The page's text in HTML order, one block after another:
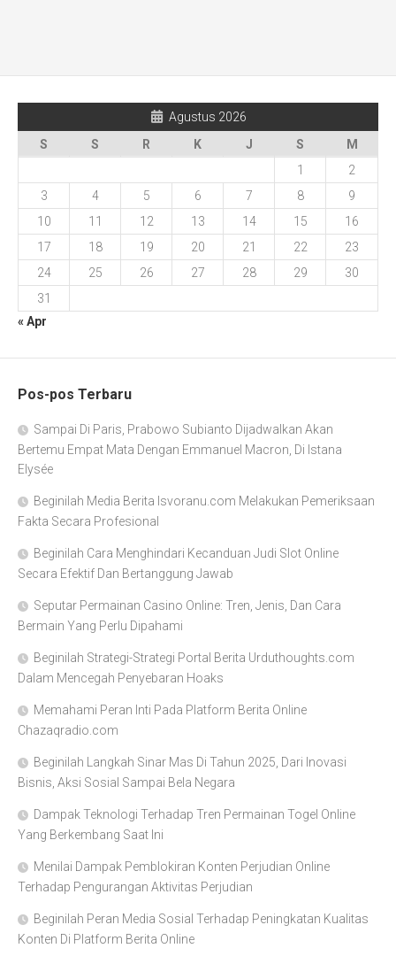
Agustus 2026
S
S R K J S
M
1
2
3
4 5 6 7 8
9
10
11 12 13 14 15
16
17
18 19 20 21 22
23
24
25 26 27 28 29
30
31
« Apr
Pos-pos Terbaru
Sampai Di Paris, Prabowo Subianto Dijadwalkan Akan
Bertemu Empat Mata Dengan Emmanuel Macron, Di Istana
Elysée
Beginilah Media Berita Isvoranu.com Melakukan Pemeriksaan
Fakta Secara Profesional
Beginilah Cara Menghindari Kecanduan Judi Slot Online
Secara Efektif Dan Bertanggung Jawab
Seputar Permainan Casino Online: Tren, Jenis, Dan Cara
Bermain Yang Perlu Dipahami
Beginilah Strategi-Strategi Portal Berita Urduthoughts.com
Dalam Mencegah Penyebaran Hoaks
Memahami Peran Inti Pada Platform Berita Online
Chazaqradio.com
Beginilah Langkah Sinar Mas Di Tahun 2025, Dari Inovasi
Bisnis, Aksi Sosial Sampai Bela Negara
Dampak Teknologi Terhadap Tren Permainan Togel Online
Yang Berkembang Saat Ini
Menilai Dampak Pemblokiran Konten Perjudian Online
Terhadap Pengurangan Aktivitas Perjudian
Beginilah Peran Media Sosial Terhadap Peningkatan Kualitas
Konten Di Platform Berita Online